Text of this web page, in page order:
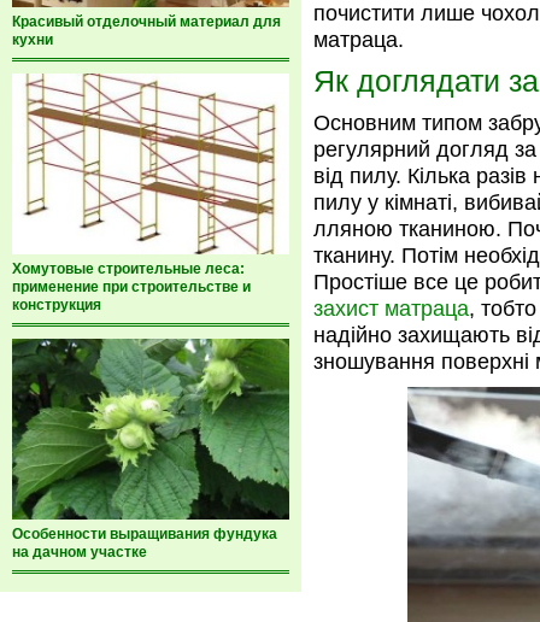
Красивый отделочный материал для
кухни
Хомутовые строительные леса:
применение при строительстве и
конструкция
Особенности выращивания фундука
на дачном участке
почистити лише
матраца.
Як доглядати
Основним типом
регулярний догляд
від пилу. Кілька разів
пилу у кімнаті,
лляною тканиною.
тканину. Потім
Простіше все це
захист матраца,
надійно захищають
зношування поверхні